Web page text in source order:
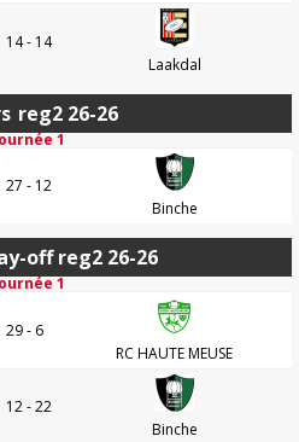
14 - 14
Laakdal
reg2 26-26
1
27 - 12
Binche
off reg2 26-26
1
29 - 6
RC HAUTE MEUSE
12 - 22
Binche